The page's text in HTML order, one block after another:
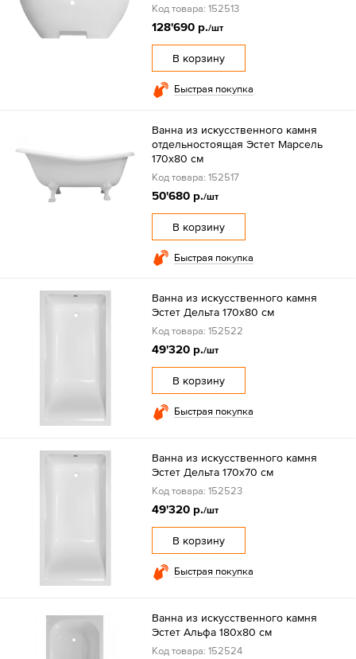
Код товара: 152513
128'690 р./шт
В корзину
Быстрая покупка
Ванна из искусственного камня
отдельностоящая Эстет Марсель
170х80 см
Код товара: 152517
50'680 р./шт
В корзину
Быстрая покупка
Ванна из искусственного камня
Эстет Дельта 170х80 см
Код товара: 152522
49'320 р./шт
В корзину
Быстрая покупка
Ванна из искусственного камня
Эстет Дельта 170х70 см
Код товара: 152523
49'320 р./шт
В корзину
Быстрая покупка
Ванна из искусственного камня
Эстет Альфа 180х80 см
Код товара: 152524